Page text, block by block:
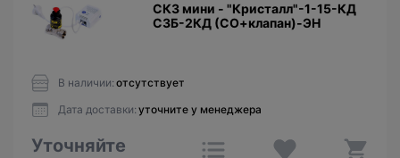
СКЗ мини - "Кристалл"-1-15-КД
СЗБ-2КД (CО+клапан)-ЭН
В наличии: отсутствует
Дата доставки: уточните у менеджера
Уточняйте